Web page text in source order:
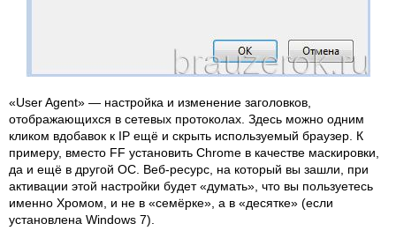
«User Agent» — настройка и изменение заголовков,
отображающихся в сетевых протоколах. Здесь можно одним
кликом вдобавок к IP ещё и скрыть используемый браузер. К
примеру, вместо FF установить Chrome в качестве маскировки,
да и ещё в другой ОС. Веб-ресурс, на который вы зашли, при
активации этой настройки будет «думать», что вы пользуетесь
именно Хромом, и не в «семёрке», а в «десятке» (если
установлена Windows 7).